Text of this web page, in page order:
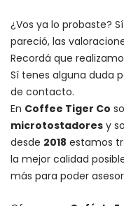
¿Vos ya lo probaste?
pareció, las
Recordá que
Sí tenes alguna duda
de contacto.
En Coffee Tiger Co
microtostadores y
desde 2018 estamos
la mejor calidad
más para poder